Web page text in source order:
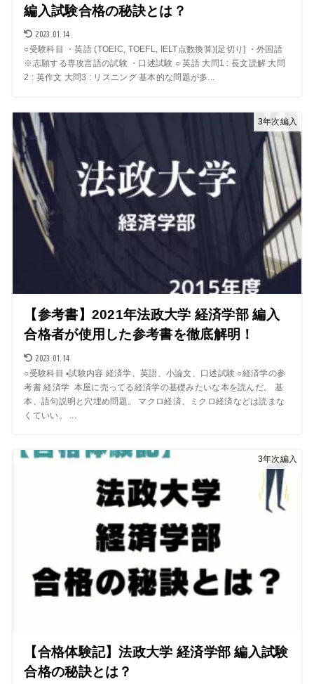
編入試験合格の秘訣とは？
2023.01.14
○受験科目 ・英語 (TOEIC, TOEFL, IELT点数換算)[足切り] ・外国語
※志願する専攻言語の試験 ・口述試験 ○ 英語 大問1 : 長文読解 大問
2 : 英作文 大問3 : リスニング 基本的な問題が多...
3年次編入
【参考書】2021年法政大学 経済学部 編入
合格者が使用した参考書を徹底解明！
2023.01.14
○受験科目 ▪︎試験内容 経済学、英語、小論文、口述試験 ○経済学の参
考書 経済学 本屋に売ってる経済学の基礎みたいな本を読んだ。 基
本、語句説明と穴埋め問題。 マクロ経済、ミクロ経済などは読まな
くていい。 ...
3年次編入
【合格体験記】法政大学 経済学部 編入試験
合格の秘訣とは？